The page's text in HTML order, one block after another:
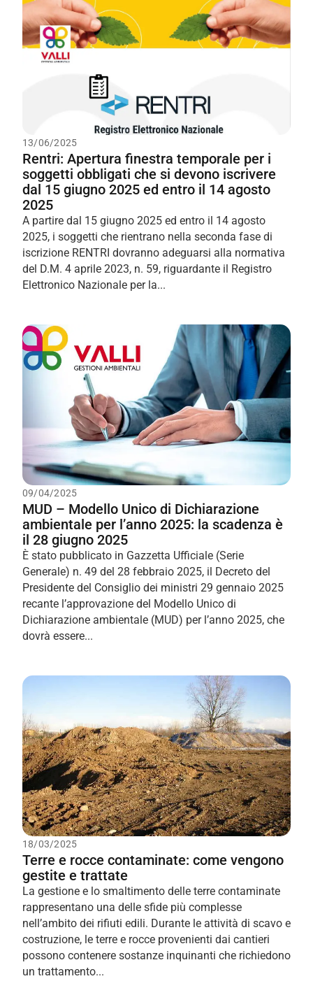
13/06/2025
Rentri: Apertura finestra temporale per i
soggetti obbligati che si devono iscrivere
dal 15 giugno 2025 ed entro il 14 agosto
2025
A partire dal 15 giugno 2025 ed entro il 14 agosto
2025, i soggetti che rientrano nella seconda fase di
iscrizione RENTRI dovranno adeguarsi alla normativa
del D.M. 4 aprile 2023, n. 59, riguardante il Registro
Elettronico Nazionale per la...
09/04/2025
MUD – Modello Unico di Dichiarazione
ambientale per l’anno 2025: la scadenza è
il 28 giugno 2025
È stato pubblicato in Gazzetta Ufficiale (Serie
Generale) n. 49 del 28 febbraio 2025, il Decreto del
Presidente del Consiglio dei ministri 29 gennaio 2025
recante l’approvazione del Modello Unico di
Dichiarazione ambientale (MUD) per l’anno 2025, che
dovrà essere...
18/03/2025
Terre e rocce contaminate: come vengono
gestite e trattate
La gestione e lo smaltimento delle terre contaminate
rappresentano una delle sfide più complesse
nell’ambito dei rifiuti edili. Durante le attività di scavo e
costruzione, le terre e rocce provenienti dai cantieri
possono contenere sostanze inquinanti che richiedono
un trattamento...